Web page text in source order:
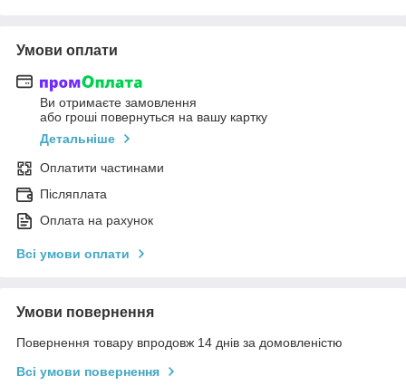
Умови оплати
Ви отримаєте замовлення
або гроші повернуться на вашу картку
Детальніше
Оплатити частинами
Післяплата
Оплата на рахунок
Всі умови оплати
Умови повернення
Повернення товару впродовж 14 днів за домовленістю
Всі умови повернення